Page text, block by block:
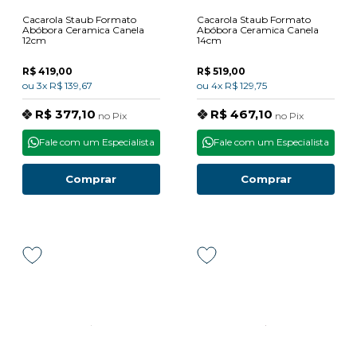
Cacarola Staub Formato
Abóbora Ceramica Canela
12cm
R$ 419,00
ou 3x R$ 139,67
R$ 377,10 no Pix
Comprar
Fale com um Especialista
Cacarola Staub Formato
Abóbora Ceramica Canela
14cm
R$ 519,00
ou 4x R$ 129,75
R$ 467,10 no Pix
Comprar
Fale com um Especialista